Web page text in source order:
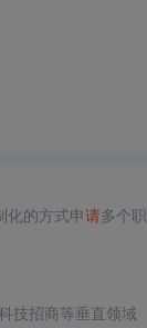
化的方式申请多个职
技招商等垂直领域